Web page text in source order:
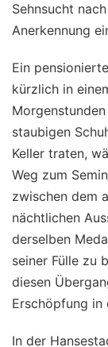
Sehnsucht
Anerkennung
Ein
kürzlich in
staubigen
Keller traten,
Weg zum
zwischen dem
nächtlichen
derselben
seiner Fülle zu
diesen
Erschöpfung in
In der